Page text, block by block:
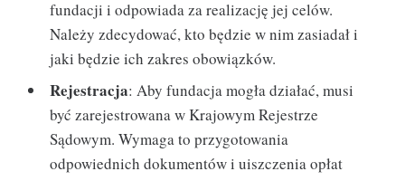
fundacji i odpowiada za realizację jej celów.
Należy zdecydować, kto będzie w nim zasiadał i
jaki będzie ich zakres obowiązków.
Rejestracja: Aby fundacja mogła działać, musi
być zarejestrowana w Krajowym Rejestrze
Sądowym. Wymaga to przygotowania
odpowiednich dokumentów i uiszczenia opłat